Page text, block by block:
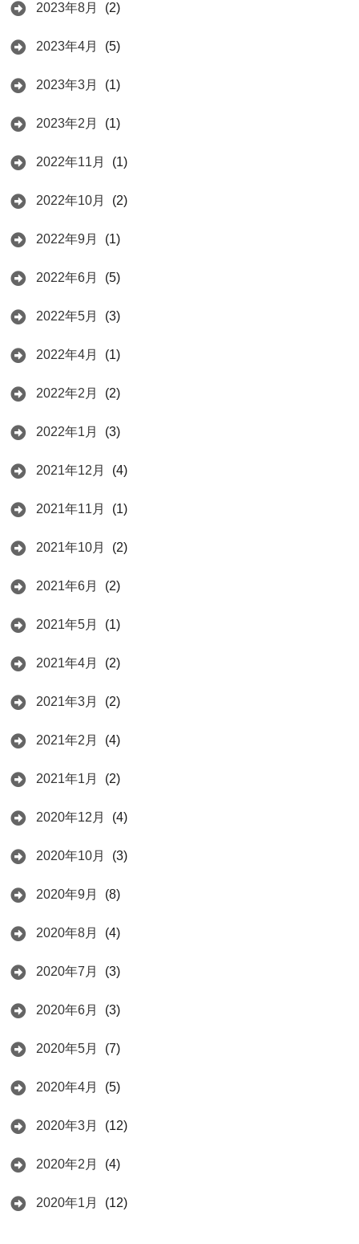
2023年8月 (2)
2023年4月 (5)
2023年3月 (1)
2023年2月 (1)
2022年11月 (1)
2022年10月 (2)
2022年9月 (1)
2022年6月 (5)
2022年5月 (3)
2022年4月 (1)
2022年2月 (2)
2022年1月 (3)
2021年12月 (4)
2021年11月 (1)
2021年10月 (2)
2021年6月 (2)
2021年5月 (1)
2021年4月 (2)
2021年3月 (2)
2021年2月 (4)
2021年1月 (2)
2020年12月 (4)
2020年10月 (3)
2020年9月 (8)
2020年8月 (4)
2020年7月 (3)
2020年6月 (3)
2020年5月 (7)
2020年4月 (5)
2020年3月 (12)
2020年2月 (4)
2020年1月 (12)